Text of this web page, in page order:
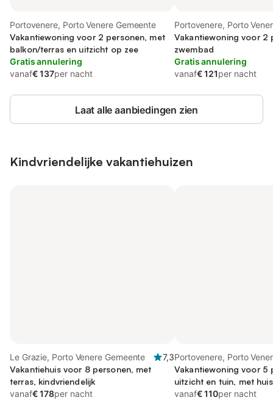
Portovenere, Porto Venere Gemeente
Vakantiewoning voor 2 personen, met
balkon/terras en uitzicht op zee
Gratis annulering
vanaf€ 137per nacht
Portovenere, Porto
Vakantiewoning voor 2
zwembad
Gratis annulering
vanaf€ 121per nacht
Laat alle aanbiedingen zien
Kindvriendelijke vakantiehuizen
Le Grazie, Porto Venere Gemeente
7,3
Vakantiehuis voor 8 personen, met
terras, kindvriendelijk
vanaf€ 178per nacht
Portovenere, Porto
Gemeente
Vakantiewoning voor 5
uitzicht en tuin, met
vanaf€ 110per nacht